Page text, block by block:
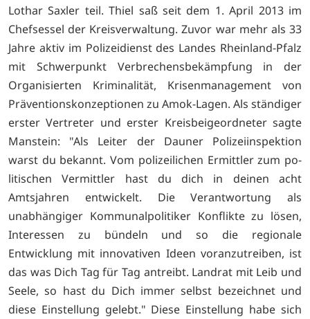
Lothar Saxler teil. Thiel saß seit dem 1. April 2013 im
Chefsessel der Kreisverwaltung. Zuvor war mehr als 33
Jahre aktiv im Po­lizeidienst des Landes Rheinland-Pfalz
mit Schwerpunkt Verbrechensbekämpfung in der
Organisierten Kriminalität, Krisenma­nagement von
Präventionskonzeptionen zu Amok-Lagen. Als ständiger
erster Vertreter und ers­ter Kreisbeigeordneter sagte
Manstein: "Als Leiter der Dauner Polizeiinspektion
warst du be­kannt. Vom polizeilichen Ermittler zum po­
litischen Vermittler hast du dich in deinen acht
Amtsjahren entwickelt. Die Verant­wortung als
unabhängiger Kommunalpoli­tiker Konflikte zu lösen,
Interessen zu bün­deln und so die regionale
Entwicklung mit innovativen Ideen voranzutreiben, ist
das was Dich Tag für Tag antreibt. Landrat mit Leib und
Seele, so hast du Dich immer selbst bezeichnet und
diese Einstellung gelebt." Diese Einstellung habe sich